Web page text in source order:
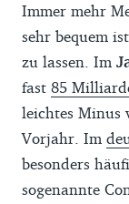
Immer mehr
sehr bequem
zu lassen. Im
fast 85
leichtes Minus
Vorjahr. Im
besonders
sogenannte